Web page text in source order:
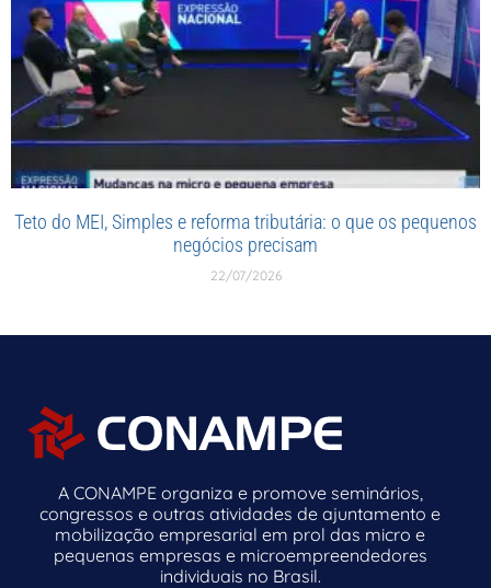
Teto do MEI, Simples e reforma tributária: o que os pequenos
negócios precisam
22/07/2026
A CONAMPE organiza e promove seminários,
congressos e outras atividades de ajuntamento e
mobilização empresarial em prol das micro e
pequenas empresas e microempreendedores
individuais no Brasil.